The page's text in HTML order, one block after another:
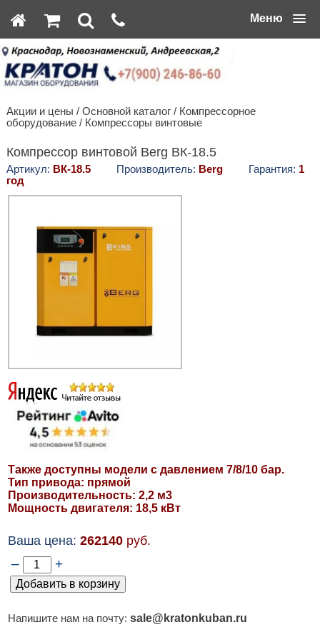
Меню
Акции и цены / Основной каталог/ Компрессорное
оборудование/ Компрессоры винтовые
Компрессор винтовой Berg ВК-18.5
Артикул: ВК-18.5Производитель: BergГарантия: 1
год
Также доступны модели с давлением 7/8/10 бар.
Тип привода: прямой
Производительность: 2,2 м3
Мощность двигателя: 18,5 кВт
Ваша цена: 262140руб.
– +
Напишите нам на почту: sale@kratonkuban.ru